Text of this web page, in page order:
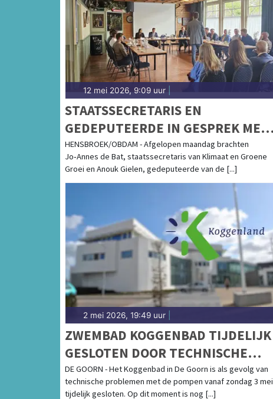
12 mei 2026, 9:09 uur
STAATSSECRETARIS EN
GEDEPUTEERDE IN GESPREK MET
INWONERS KOGGENLAND OVER 380
KV‑TRACÉ
HENSBROEK/OBDAM - Afgelopen maandag brachten
Jo‑Annes de Bat, staatssecretaris van Klimaat en Groene
Groei en Anouk Gielen, gedeputeerde van de [...]
2 mei 2026, 19:49 uur
ZWEMBAD KOGGENBAD TIJDELIJK
GESLOTEN DOOR TECHNISCHE
STORING
DE GOORN - Het Koggenbad in De Goorn is als gevolg van
technische problemen met de pompen vanaf zondag 3 mei
tijdelijk gesloten. Op dit moment is nog [...]